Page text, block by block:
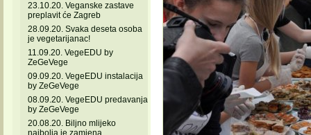
23.10.20. Veganske zastave
preplavit će Zagreb
28.09.20. Svaka deseta osoba
je vegetarijanac!
11.09.20. VegeEDU by
ZeGeVege
09.09.20. VegeEDU instalacija
by ZeGeVege
08.09.20. VegeEDU predavanja
by ZeGeVege
20.08.20. Biljno mlijeko
najbolja je zamjena